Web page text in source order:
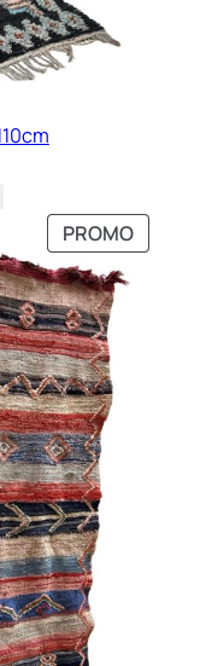
PROMO
EN
PROMO
EN